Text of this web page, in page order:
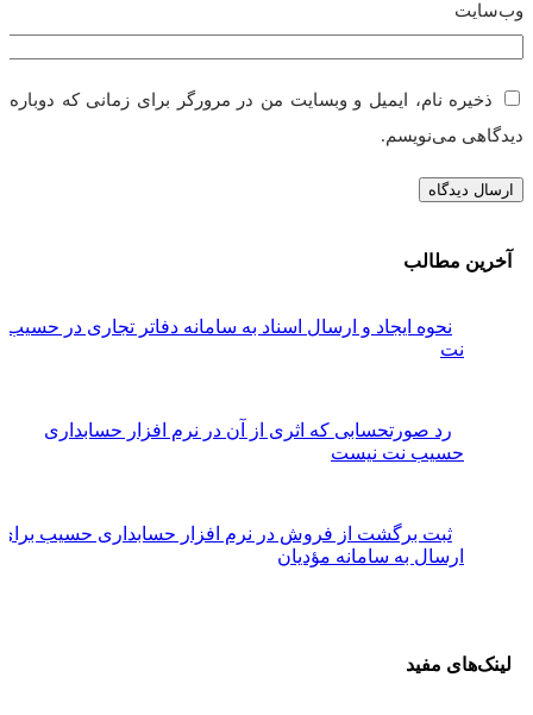
وب‌سایت
ذخیره نام، ایمیل و وبسایت من در مرورگر برای زمانی که دوباره
دیدگاهی می‌نویسم.
آخرین مطالب
نحوه ایجاد و ارسال اسناد به سامانه دفاتر تجاری در حسیب
نت
رد صورتحسابی که اثری از آن در نرم افزار حسابداری
حسیب نت نیست
ثبت برگشت از فروش در نرم افزار حسابداری حسیب برای
ارسال به سامانه مؤدیان
لینک‌های مفید